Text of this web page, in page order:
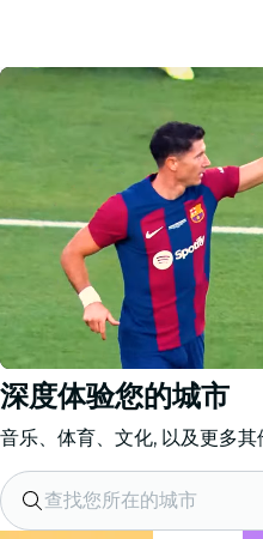
深度体验您的城市
音乐、体育、文化, 以及更多其
查找您所在的城市